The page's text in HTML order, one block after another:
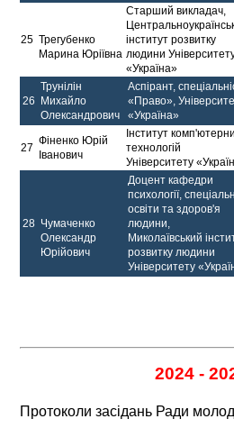
25 Трегубенко
Марина Юріївна
Старший викладач,
інститут розвитку
людини
«Україна»
26
Трунілін
Михайло
Олександрович
Аспірант,
«Право»,
«Україна»
27
Фіненко Юрій
Іванович
Інститут
технологій
Університету
28 Чумаченко
Олександр
Юрійович
Доцент кафедри
психології,
освіти та здоров'я
людини,
Миколаївський
розвитку людини
Університету
2024 -
Протоколи засідань Ради